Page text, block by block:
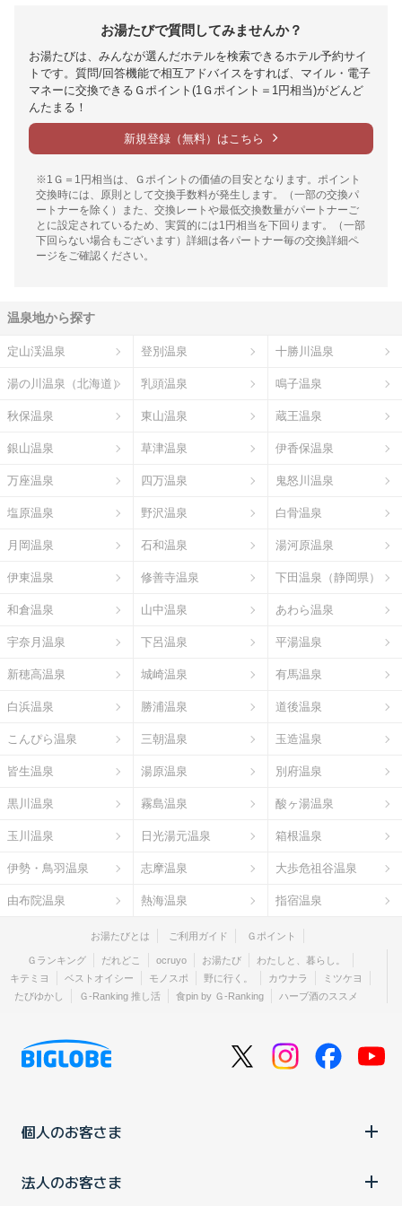
お湯たびで質問してみませんか？
お湯たびは、みんなが選んだホテルを検索できるホテル予約サイ
トです。質問/回答機能で相互アドバイスをすれば、マイル・電子
マネーに交換できるＧポイント(1Ｇポイント＝1円相当)がどんど
んたまる！
新規登録（無料）はこちら
※1Ｇ＝1円相当は、Ｇポイントの価値の目安となります。ポイント
交換時には、原則として交換手数料が発生します。（一部の交換パ
ートナーを除く）また、交換レートや最低交換数量がパートナーご
とに設定されているため、実質的には1円相当を下回ります。（一部
下回らない場合もございます）詳細は各パートナー毎の交換詳細ペ
ージをご確認ください。
温泉地から探す
定山渓温泉 登別温泉 十勝川温泉
湯の川温泉（北海道） 乳頭温泉 鳴子温泉
秋保温泉 東山温泉 蔵王温泉
銀山温泉 草津温泉 伊香保温泉
万座温泉 四万温泉 鬼怒川温泉
塩原温泉 野沢温泉 白骨温泉
月岡温泉 石和温泉 湯河原温泉
伊東温泉 修善寺温泉 下田温泉（静岡県）
和倉温泉 山中温泉 あわら温泉
宇奈月温泉 下呂温泉 平湯温泉
新穂高温泉 城崎温泉 有馬温泉
白浜温泉 勝浦温泉 道後温泉
こんぴら温泉 三朝温泉 玉造温泉
皆生温泉 湯原温泉 別府温泉
黒川温泉 霧島温泉 酸ヶ湯温泉
玉川温泉 日光湯元温泉 箱根温泉
伊勢・鳥羽温泉 志摩温泉 大歩危祖谷温泉
由布院温泉 熱海温泉 指宿温泉
お湯たびとは ご利用ガイド Ｇポイント
Ｇランキング だれどこ ocruyo お湯たび
わたしと、暮らし。
キテミヨ
ベストオイシー モノスポ 野に行く。 カウナラ
ミツケヨ
たびゆかし
Ｇ-Ranking 推し活 食pin by Ｇ-Ranking ハーブ酒のススメ
個人のお客さま
法人のお客さま